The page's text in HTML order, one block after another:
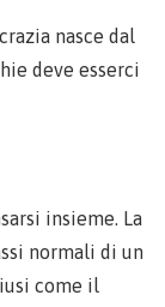
nasce dal
deve esserci
insieme. La
normali di un
come il